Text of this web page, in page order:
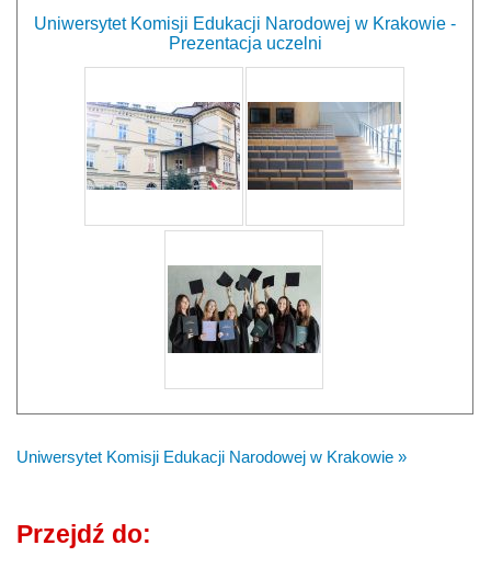
Uniwersytet Komisji Edukacji Narodowej w Krakowie -
Prezentacja uczelni
Uniwersytet Komisji Edukacji Narodowej w Krakowie »
Przejdź do: